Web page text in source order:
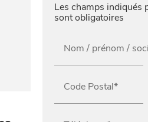
Les champs indiqués
sont obligatoires
Nom / prénom /
Code Postal*